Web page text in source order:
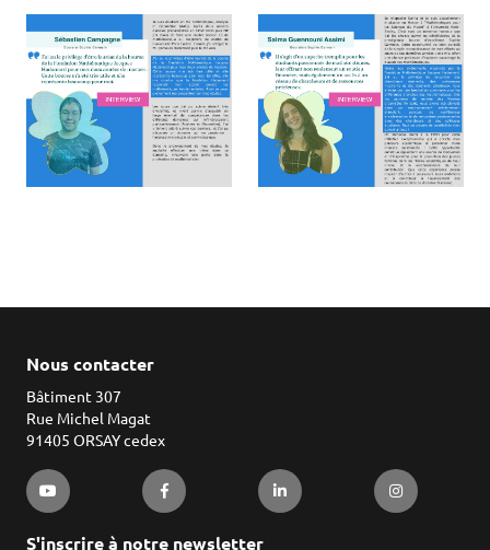
Nous contacter
Bâtiment 307
Rue Michel Magat
91405 ORSAY cedex
S'inscrire à notre newsletter